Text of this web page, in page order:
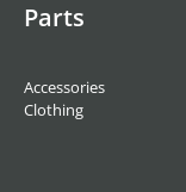
Parts
Accessories
Clothing